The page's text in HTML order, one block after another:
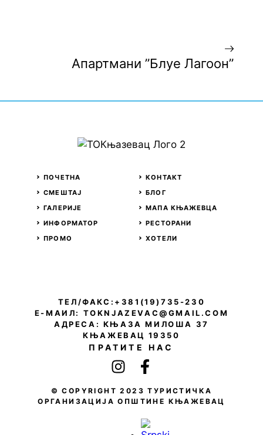
Апартмани ”Блуе Лагоон”
ПОЧЕТНА
СМЕШТАЈ
ГАЛЕРИЈЕ
ИНФОРМАТОР
ПРОМО
КОНТАКТ
БЛОГ
МАПА КЊАЖЕВЦА
РЕСТОРАНИ
ХОТЕЛИ
ТЕЛ/ФАКС:+381(19)735-230
Е-МАИЛ: TOKNJAZEVAC@GMAIL.COM
АДРЕСА: КЊАЗА МИЛОША 37
КЊАЖЕВАЦ 19350
ПРАТИТЕ НАС
© COPYRIGHT 2023 ТУРИСТИЧКА
ОРГАНИЗАЦИЈА ОПШТИНЕ КЊАЖЕВАЦ